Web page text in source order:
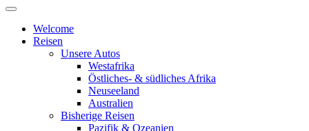
Welcome
Reisen
Unsere Autos
Westafrika
Östliches- & südliches Afrika
Neuseeland
Australien
Bisherige Reisen
Pazifik & Ozeanien